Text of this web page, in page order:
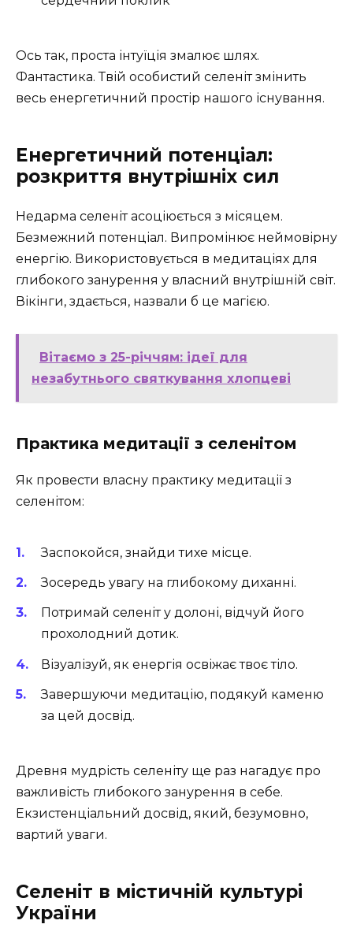
Ось так, проста інтуїція змалює шлях.
Фантастика. Твій особистий селеніт змінить
весь енергетичний простір нашого існування.
Енергетичний потенціал:
розкриття внутрішніх сил
Недарма селеніт асоціюється з місяцем.
Безмежний потенціал. Випромінює неймовірну
енергію. Використовується в медитаціях для
глибокого занурення у власний внутрішній світ.
Вікінги, здається, назвали б це магією.
Вітаємо з 25-річчям: ідеї для
незабутнього святкування хлопцеві
Практика медитації з селенітом
Як провести власну практику медитації з
селенітом:
Заспокойся, знайди тихе місце.
Зосередь увагу на глибокому диханні.
Потримай селеніт у долоні, відчуй його
прохолодний дотик.
Візуалізуй, як енергія освіжає твоє тіло.
Завершуючи медитацію, подякуй каменю
за цей досвід.
Древня мудрість селеніту ще раз нагадує про
важливість глибокого занурення в себе.
Екзистенціальний досвід, який, безумовно,
вартий уваги.
Селеніт в містичній культурі
України